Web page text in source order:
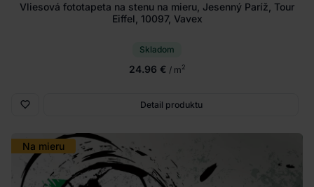
Vliesová fototapeta na stenu na mieru, Jesenný Paríž, Tour
Eiffel, 10097, Vavex
Skladom
24.96 € / m2
Detail produktu
Na mieru